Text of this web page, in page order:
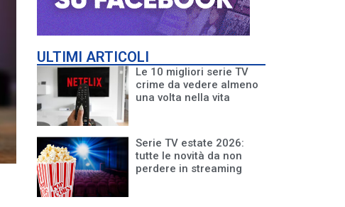
ULTIMI ARTICOLI
Le 10 migliori serie TV
crime da vedere almeno
una volta nella vita
Serie TV estate 2026:
tutte le novità da non
perdere in streaming